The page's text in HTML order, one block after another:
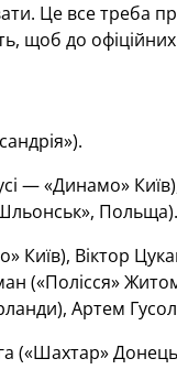
Це все треба
щоб до офіційних
— «Динамо»
Польща).
Віктор
(«Полісся»
Артем
(«Шахтар»